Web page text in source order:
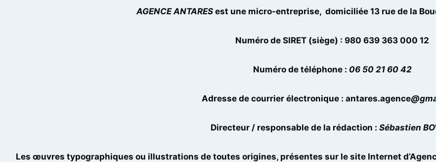
AGENCE ANTARESest une micro-entreprise, domiciliée 13 rue de la
Numéro de SIRET (siège) : 980 639 363 000 12
Numéro de téléphone : 06 50 21 60 42
Adresse de courrier électronique : antares.agence
Directeur / responsable de la rédaction : Sébastien
Les œuvres typographiques ou illustrations de toutes origines, présentes sur le site Internet